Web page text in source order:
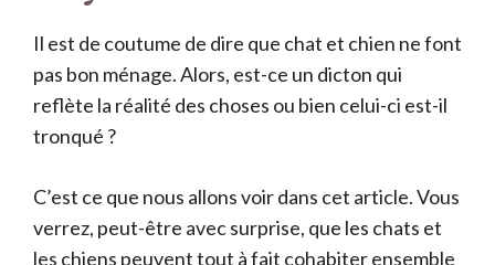
Il est de coutume de dire que chat et chien ne font
pas bon ménage. Alors, est-ce un dicton qui
reflète la réalité des choses ou bien celui-ci est-il
tronqué ?
C’est ce que nous allons voir dans cet article. Vous
verrez, peut-être avec surprise, que les chats et
les chiens peuvent tout à fait cohabiter ensemble